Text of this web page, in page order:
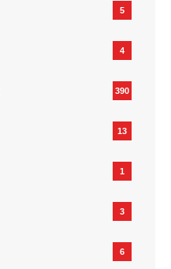
5
4
390
13
1
3
6